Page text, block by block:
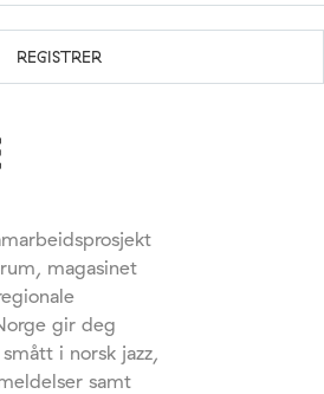
magasinet
gir deg
i norsk jazz,
samt